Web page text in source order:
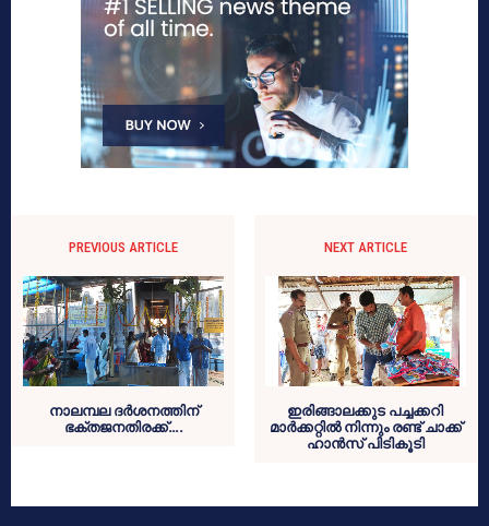
PREVIOUS ARTICLE
നാലമ്പല ദര്‍ശനത്തിന്
ഭക്തജനതിരക്ക്….
NEXT ARTICLE
ഇരിങ്ങാലക്കുട പച്ചക്കറി
മാര്‍ക്കറ്റില്‍ നിന്നും രണ്ട് ചാക്ക്
ഹാന്‍സ് പിടികൂടി